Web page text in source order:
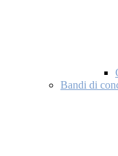
Bandi di